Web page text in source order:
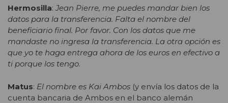
Hermosilla:Jean Pierre, me puedes mandar bien los
datos para la transferencia. Falta el nombre del
beneficiario final. Por favor. Con los datos que me
mandaste no ingresa la transferencia. La otra opción es
que yo te haga entrega ahora de los euros en efectivo a
ti porque los tengo.
Matus: El nombre es Kai Ambos (y envía los datos de la
cuenta bancaria de Ambos en el banco alemán